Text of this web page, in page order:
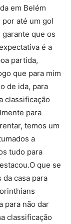
em Belém
até um gol
que os
é a
partida,
que para mim
de ida, para
classificação
para
temos um
a
tudo para
que se
casa para
para não dar
classificação